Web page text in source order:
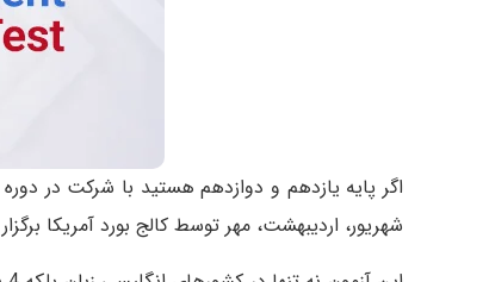
شهریور، اردیبهشت، مهر توسط کالج بورد آمریکا